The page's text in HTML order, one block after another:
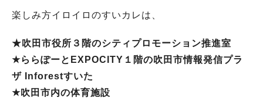
楽しみ方イロイロのすいカレは、
★吹田市役所３階のシティプロモーション推進室
★ららぽーとEXPOCITY１階の吹田市情報発信プラ
ザ Inforestすいた
★吹田市内の体育施設